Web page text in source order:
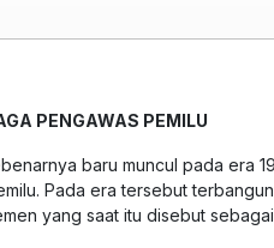
PENGAWAS PEMILU
baru muncul pada era
Pada era tersebut
yang saat itu disebut